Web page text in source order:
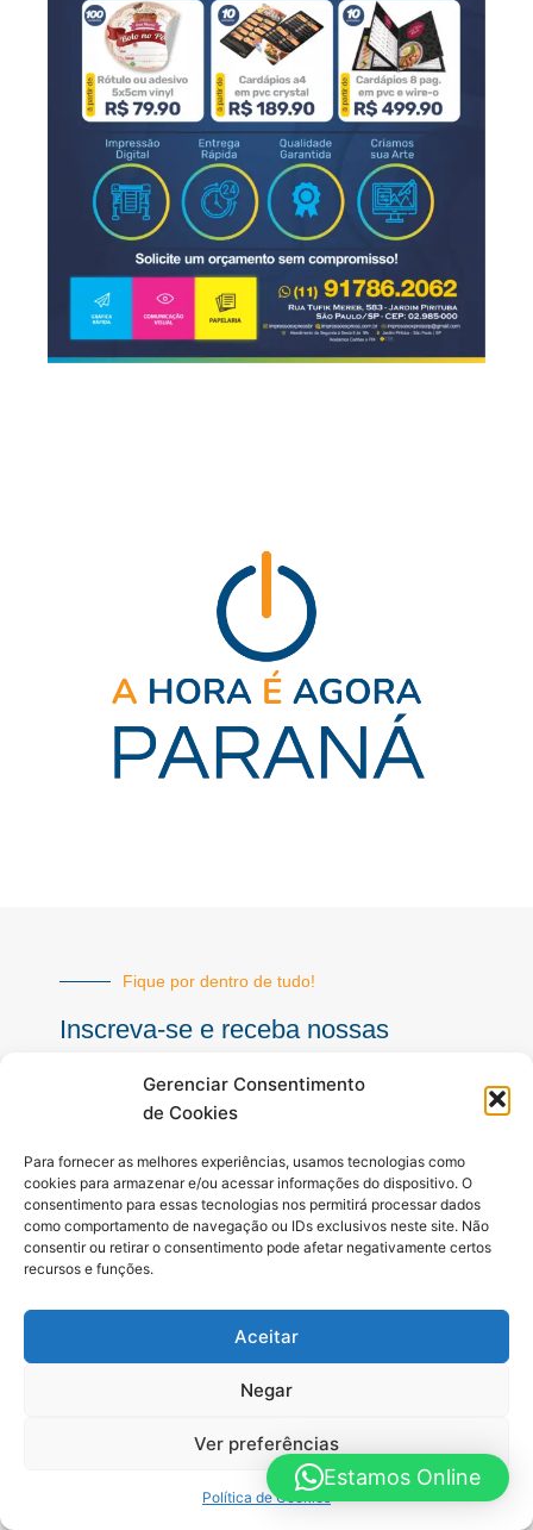
Gerenciar Consentimento
de Cookies
Para fornecer as melhores experiências, usamos tecnologias como
cookies para armazenar e/ou acessar informações do dispositivo. O
consentimento para essas tecnologias nos permitirá processar dados
como comportamento de navegação ou IDs exclusivos neste site. Não
consentir ou retirar o consentimento pode afetar negativamente certos
recursos e funções.
Aceitar
Negar
Ver preferências
Política de Cookies
Fique por dentro de tudo!
Inscreva-se e receba nossas
mail
INSCREVER
a
o
I
n
s
t
g
r
a
m
o
b
Todos os direitos reservados. A Hora é Agora Paraná © 2025 -
Desenvolvido por Hosting Prime Brasil - 0800 111 0109
Estamos Online